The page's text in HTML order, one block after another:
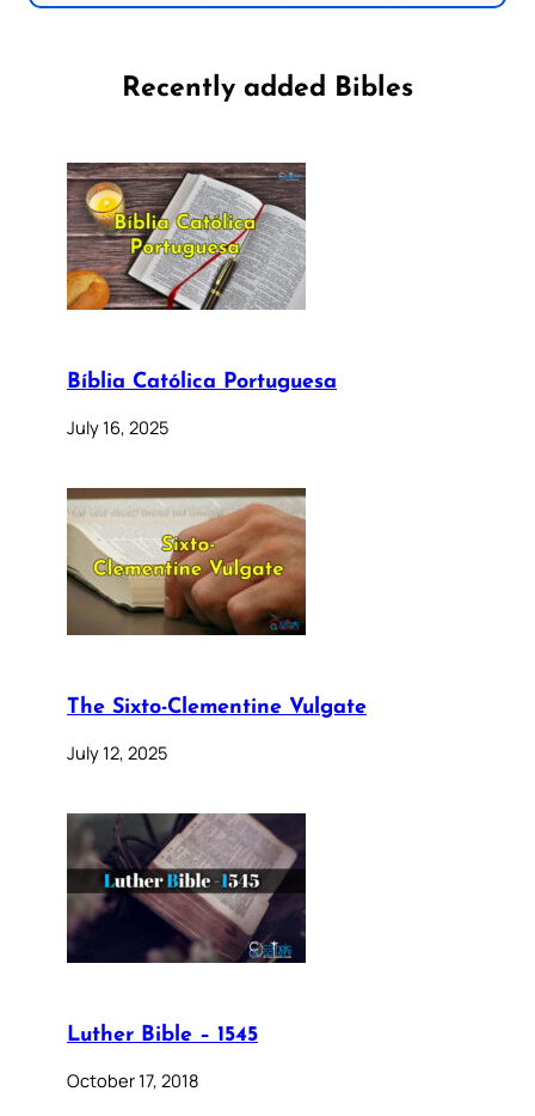
Recently added Bibles
Bíblia Católica Portuguesa
July 16, 2025
The Sixto-Clementine Vulgate
July 12, 2025
Luther Bible – 1545
October 17, 2018